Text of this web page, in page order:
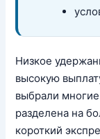
Низкое
высокую
выбрали многие
разделена на
короткий